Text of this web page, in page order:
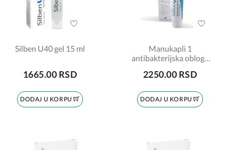
Silben U40 gel 15 ml
1665.00 RSD
DODAJ U KORPU
Manukapli 1
antibakterijska obloga
2250.00 RSD
DODAJ U KORPU